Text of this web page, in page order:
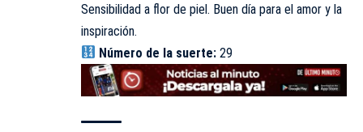
Sensibilidad a flor de piel. Buen día para el amor y la
inspiración.
Número de la suerte:29